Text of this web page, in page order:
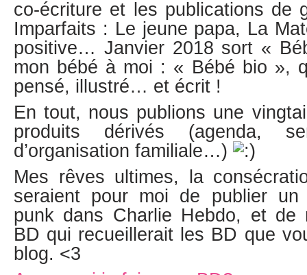
co-écriture et les publications de
Imparfaits : Le jeune papa, La
positive… Janvier 2018 sort «
mon bébé à moi : « Bébé bio »,
pensé, illustré… et écrit !
En tout, nous publions une
produits dérivés (agenda,
d’organisation familiale…)
Mes rêves ultimes, la
seraient pour moi de publier un
punk dans Charlie Hebdo, et de
BD qui recueillerait les BD que
blog. <3